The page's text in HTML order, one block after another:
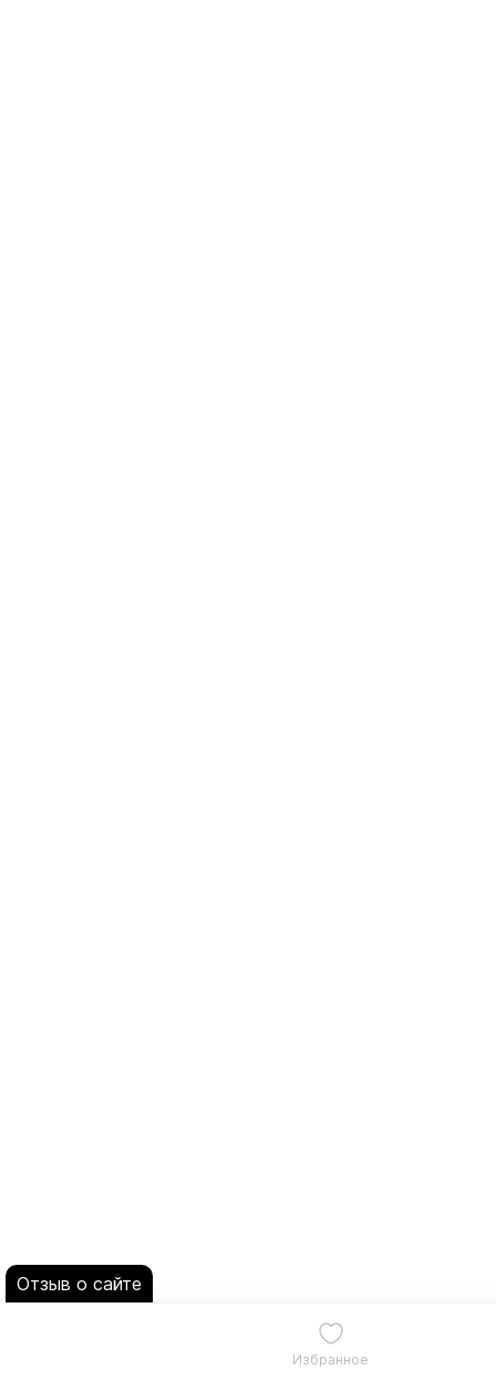
Избранное
Отзыв о сайте